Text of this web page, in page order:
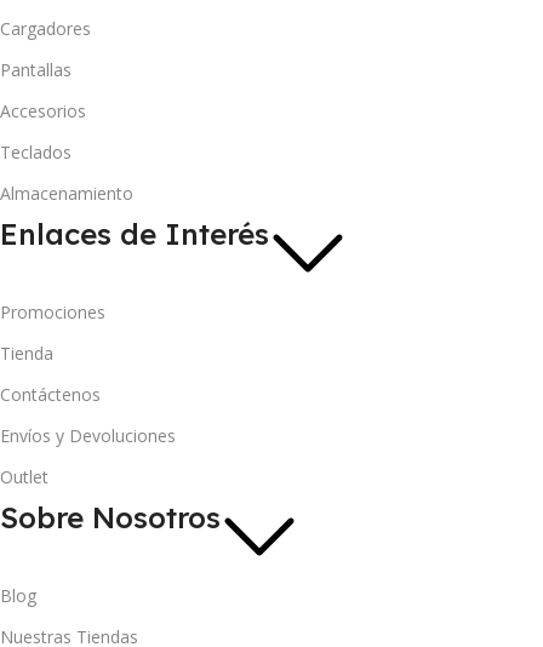
Cargadores
Pantallas
Accesorios
Teclados
Almacenamiento
Enlaces de Interés
Promociones
Tienda
Contáctenos
Envíos y Devoluciones
Outlet
Sobre Nosotros
Blog
Nuestras Tiendas